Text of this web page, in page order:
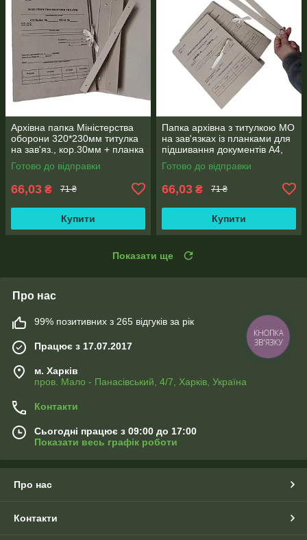
Архівна папка Міністерства
оборони 320*230мм титулка
на зав'яз., кор.30мм + планка
для підшивання документів
Готово до відправки
66,03 ₴ 71 ₴
Купити
Папка архівна з титулкою МО
на зав'язках із планками для
підшивання документів А4,
корінець 30мм
Готово до відправки
66,03 ₴ 71 ₴
Купити
Показати ще
Про нас
99% позитивних з 265 відгуків за рік
Працює з 17.07.2017
м. Харків
пров. Мало - Панасівський, 4/7, Харків, Україна
Контакти
Сьогодні працює з 09:00 до 17:00
Показати весь графік роботи
Про нас
Контакти
КНОПКА
ЗВ'ЯЗКУ